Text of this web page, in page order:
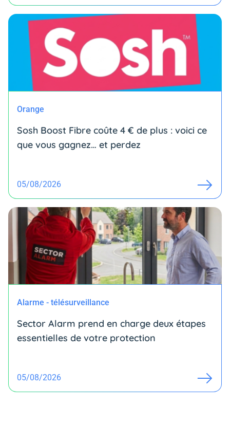
Orange
Sosh Boost Fibre coûte 4 € de plus : voici ce
que vous gagnez… et perdez
05/08/2026
Alarme - télésurveillance
Sector Alarm prend en charge deux étapes
essentielles de votre protection
05/08/2026